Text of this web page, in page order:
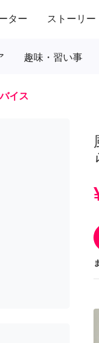
ター ストーリー
趣味・習い事
イス